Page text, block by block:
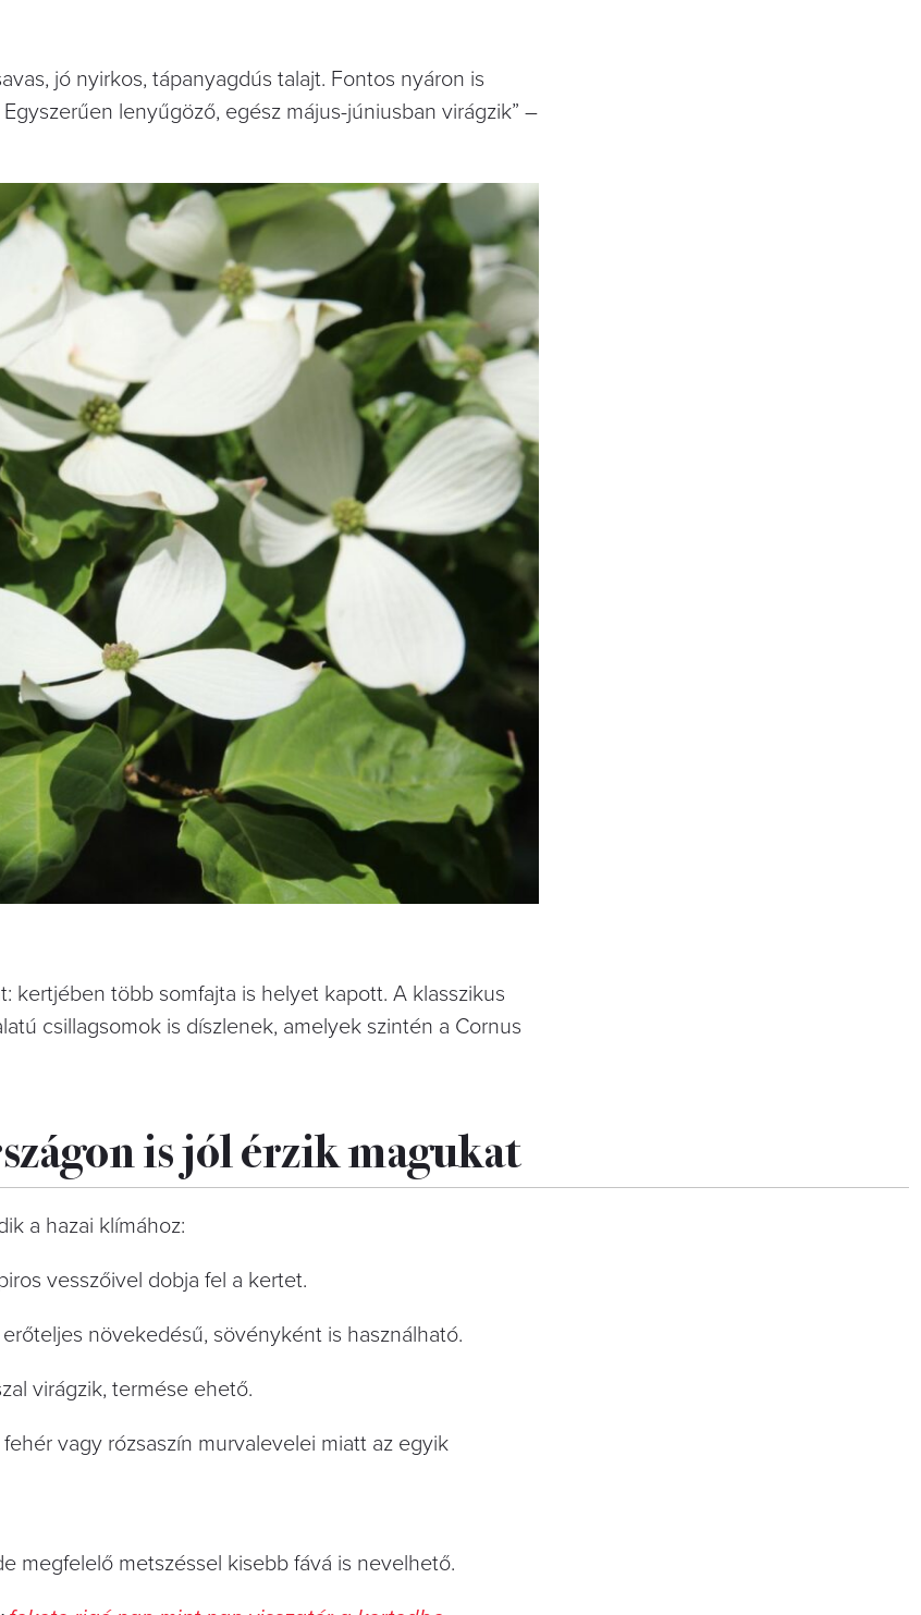
jó nyirkos, tápanyagdús talajt. Fontos nyáron is
lenyűgöző, egész május-júniusban virágzik” –
kertjében több somfajta is helyet kapott. A klasszikus
csillagsomok is díszlenek, amelyek szintén a Cornus
is jól érzik magukat
a hazai klímához:
vesszőivel dobja fel a kertet.
növekedésű, sövényként is használható.
virágzik, termése ehető.
vagy rózsaszín murvalevelei miatt az egyik
megfelelő metszéssel kisebb fává is nevelhető.